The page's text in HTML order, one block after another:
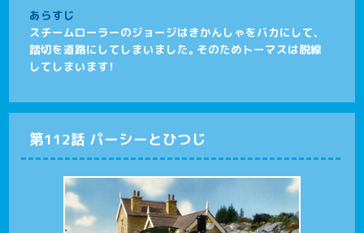
あらすじ
スチームローラーのジョージはきかんしゃをバカにして、
踏切を道路にしてしまいました。そのためトーマスは脱線
してしまいます！
第112話 パーシーとひつじ